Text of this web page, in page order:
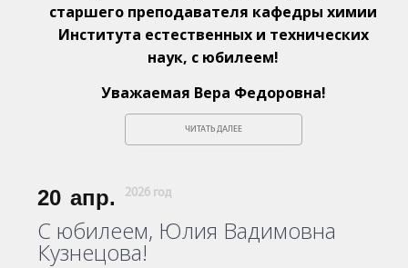
старшего преподавателя кафедры химии
Института естественных и технических
наук, с юбилеем!
Уважаемая Вера Федоровна!
ЧИТАТЬ ДАЛЕЕ
20 апр. 2026 год
С юбилеем, Юлия Вадимовна
Кузнецова!